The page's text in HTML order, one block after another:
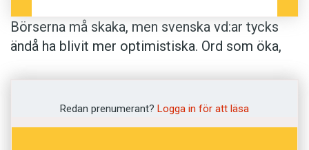
Börserna må skaka, men svenska vd:ar tycks
ändå ha blivit mer optimistiska. Ord som öka,
Skitår kallade tidigare arbetsmarknadsministern
Redan prenumerant? Logga in för att läsa